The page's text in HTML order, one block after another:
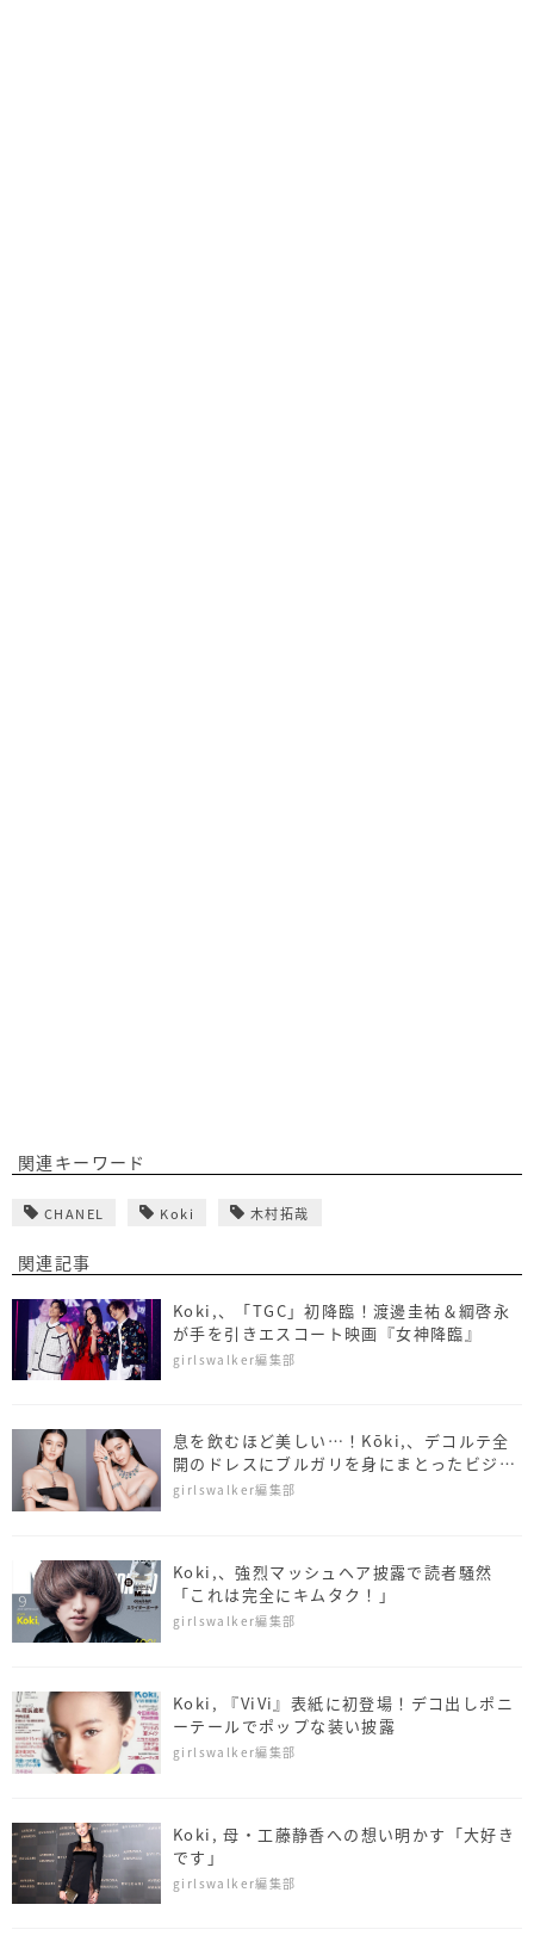
関連キーワード
CHANEL Koki 木村拓哉
関連記事
Koki,、「TGC」初降臨！渡邊圭祐＆綱啓永
が手を引きエスコート映画『女神降臨』
girlswalker編集部
息を飲むほど美しい…！Kōki,、デコルテ全
開のドレスにブルガリを身にまとったビジュ
アル解禁
girlswalker編集部
Koki,、強烈マッシュヘア披露で読者騒然
「これは完全にキムタク！」
girlswalker編集部
Koki, 『ViVi』表紙に初登場！デコ出しポニ
ーテールでポップな装い披露
girlswalker編集部
Koki, 母・工藤静香への想い明かす「大好き
です」
girlswalker編集部